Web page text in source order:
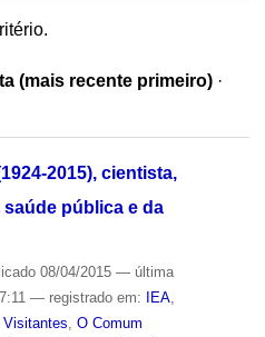
(mais recente primeiro) ·
2015), cientista,
pública e da
08/04/2015 — última
— registrado em: IEA,
Visitantes O Comum